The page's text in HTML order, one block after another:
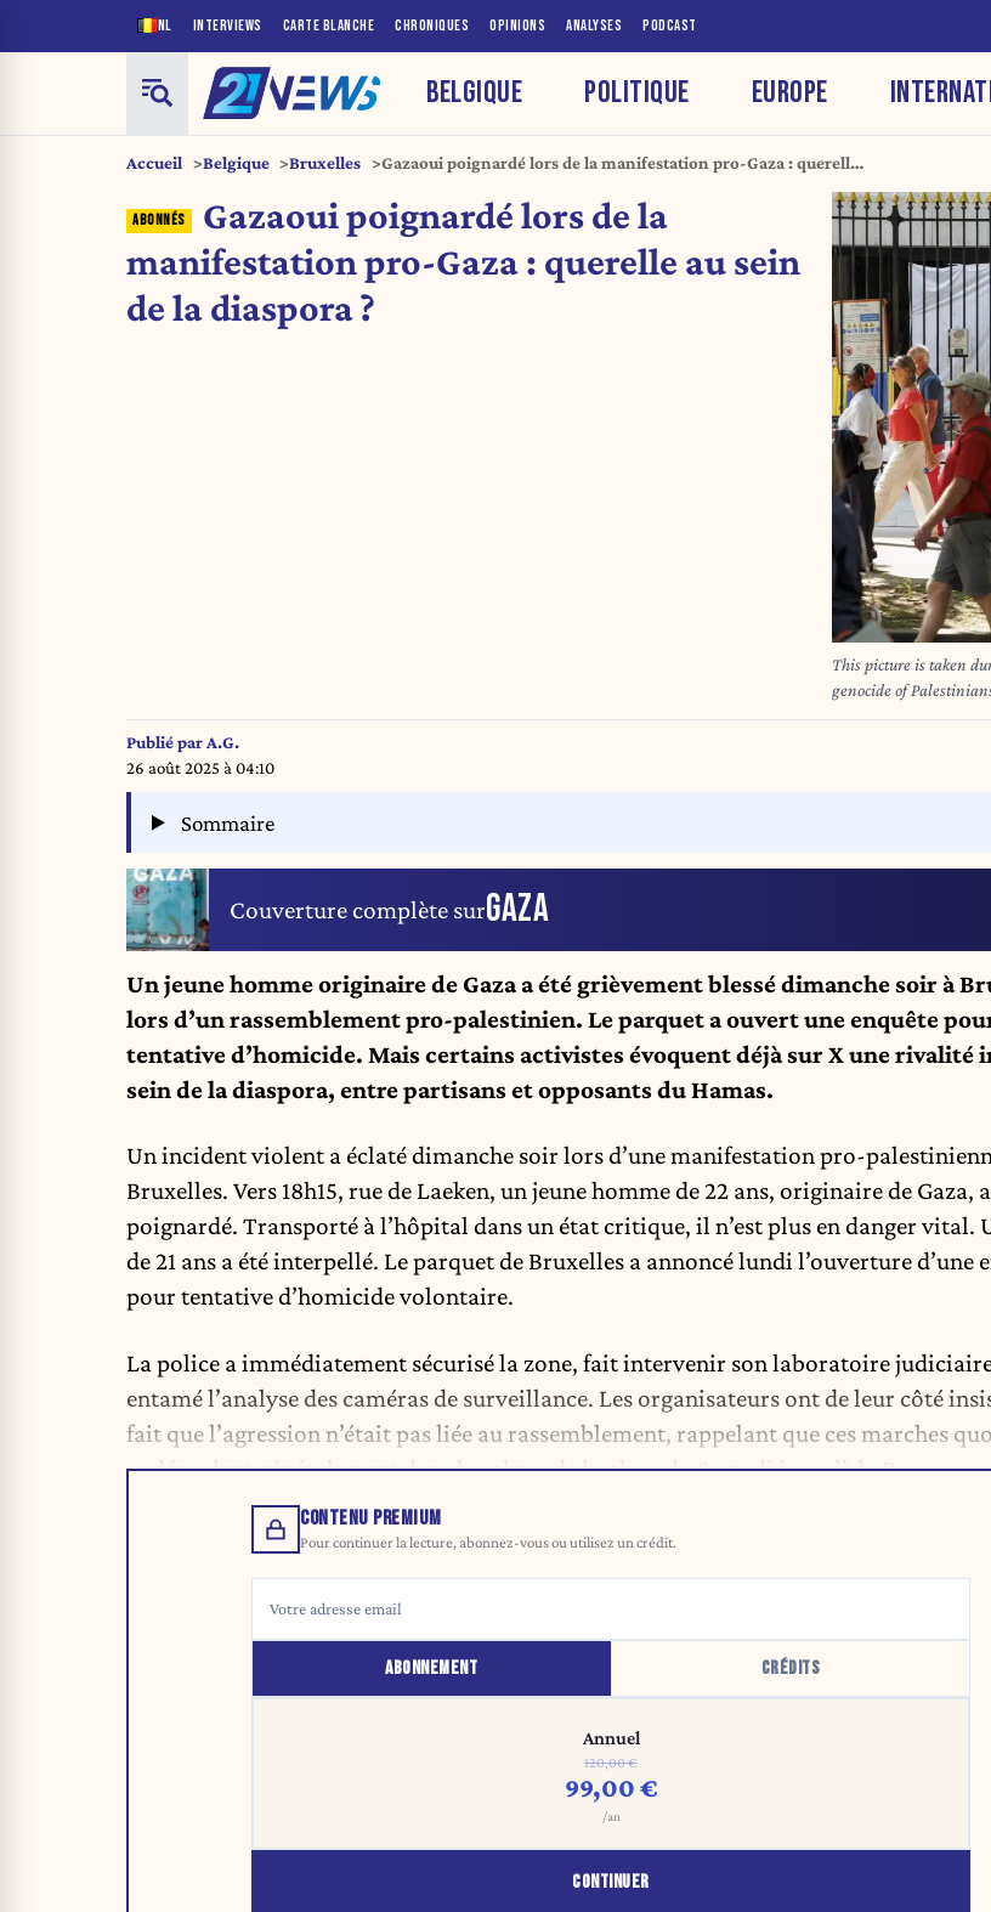
NL INTERVIEWS CARTE BLANCHE CHRONIQUES OPINIONS ANALYSES PODCAST
BELGIQUE POLITIQUE EUROPE
Accueil Belgique Bruxelles
Gazaoui poignardé lors de la manifestation pro-Gaza : querelle
Gazaoui poignardé lors de la
manifestation pro-Gaza : querelle au sein
de la diaspora ?
This picture is taken
genocide of
MAETERLINCK
Publié parA.G.
26 août 2025 à 04:10
Sommaire
Couverture complète surGAZA
Un jeune homme originaire de Gaza a été grièvement blessé dimanche soir à
lors d’un rassemblement pro-palestinien. Le parquet a ouvert une enquête
tentative d’homicide. Mais certains activistes évoquent déjà sur X une rivalité
sein de la diaspora, entre partisans et opposants du Hamas.
Un incident violent a éclaté dimanche soir lors d’une manifestation pro-
Bruxelles. Vers 18h15, rue de Laeken, un jeune homme de 22 ans, originaire de Gaza,
poignardé. Transporté à l’hôpital dans un état critique, il n’est plus en danger vital.
de 21 ans a été interpellé. Le parquet de Bruxelles a annoncé lundi l’ouverture d’une
pour tentative d’homicide volontaire.
La police a immédiatement sécurisé la zone, fait intervenir son laboratoire
entamé l’analyse des caméras de surveillance. Les organisateurs ont de leur côté
fait que l’agression n’était pas liée au rassemblement, rappelant que ces marches
se déroulent généralement dans le calme, de la place du Samedi jusqu’à la Bourse.
CONTENU PREMIUM
Pour continuer la lecture, abonnez-vous ou utilisez un crédit.
ABONNEMENT CRÉDITS
Annuel
120,00 €
99,00 €
/an
CONTINUER